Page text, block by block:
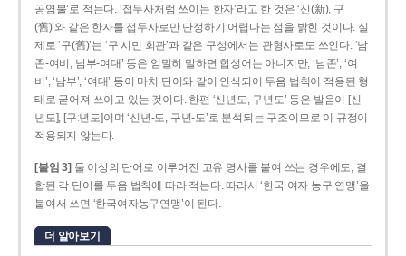
공염불’로 적는다. ‘접두사처럼 쓰이는 한자’라고 한 것은 ‘신(新), 구
(舊)’와 같은 한자를 접두사로만 단정하기 어렵다는 점을 밝힌 것이다. 실
제로 ‘구(舊)’는 ‘구 시민 회관’과 같은 구성에서는 관형사로도 쓰인다. ‘남
존­-여비, 남부-­여대’ 등은 엄밀히 말하면 합성어는 아니지만, ‘남존’, ‘여
비’, ‘남부’, ‘여대’ 등이 마치 단어와 같이 인식되어 두음 법칙이 적용된 형
태로 굳어져 쓰이고 있는 것이다. 한편 ‘신년도, 구년도’ 등은 발음이 [신
년도], [구ː년도]이며 ‘신년­-도, 구년-­도’로 분석되는 구조이므로 이 규정이
적용되지 않는다.
[붙임 3] 둘 이상의 단어로 이루어진 고유 명사를 붙여 쓰는 경우에도, 결
합된 각 단어를 두음 법칙에 따라 적는다. 따라서 ‘한국 여자 농구 연맹’을
붙여서 쓰면 ‘한국여자농구연맹’이 된다.
더 알아보기